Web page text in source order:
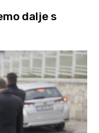
dalje s